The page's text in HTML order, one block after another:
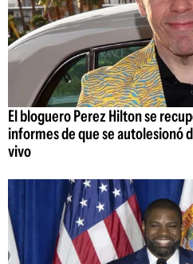
El bloguero Perez Hilton se
informes de que se autolesionó
vivo